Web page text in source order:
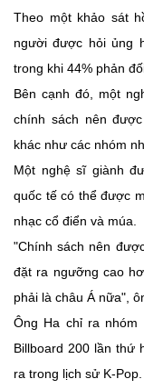
Theo một khảo sát
người được hỏi ủng
trong khi 44% phản
Bên cạnh đó, một
chính sách nên
khác như các nhóm
Một nghệ sĩ giành
quốc tế có thể được
nhạc cổ điển và múa.
"Chính sách nên
đặt ra ngưỡng cao
phải là châu Á nữa",
Ông Ha chỉ ra nhóm
Billboard 200 lần thứ
ra trong lịch sử K-Pop.